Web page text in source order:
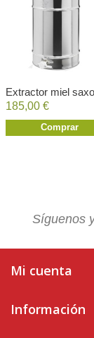
Extractor miel
185,00 €
Comprar
Síguenos
Mi cuenta
Información